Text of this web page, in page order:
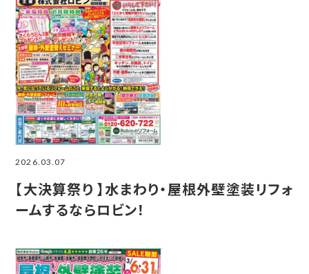
2026.03.07
【大決算祭り 】水まわり・屋根外壁塗装リフォ
ームするならロビン！